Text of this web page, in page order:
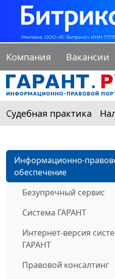
Компания Вакансии
Судебная практика
Информационно-
обеспечение
Безупречный сервис
Система ГАРАНТ
Интернет-версия
ГАРАНТ
Правовой консалтинг